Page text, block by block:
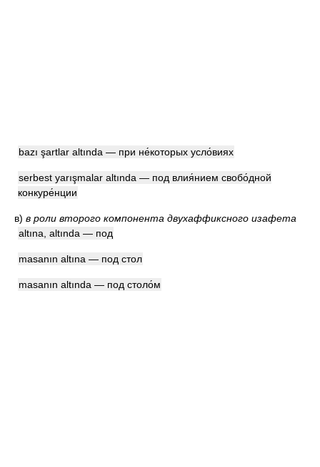
bazı şartlar altında — при не́которых усло́виях
serbest yarışmalar altında — под влия́нием свобо́дной
конкуре́нции
в) в роли второго компонента двухаффиксного изафета
altına, altında — под
masanın altına — под стол
masanın altında — под столо́м